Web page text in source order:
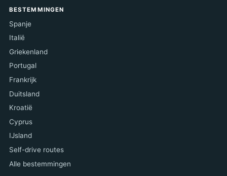
BESTEMMINGEN
Spanje
Italië
Griekenland
Portugal
Frankrijk
Duitsland
Kroatië
Cyprus
IJsland
Self-drive routes
Alle bestemmingen